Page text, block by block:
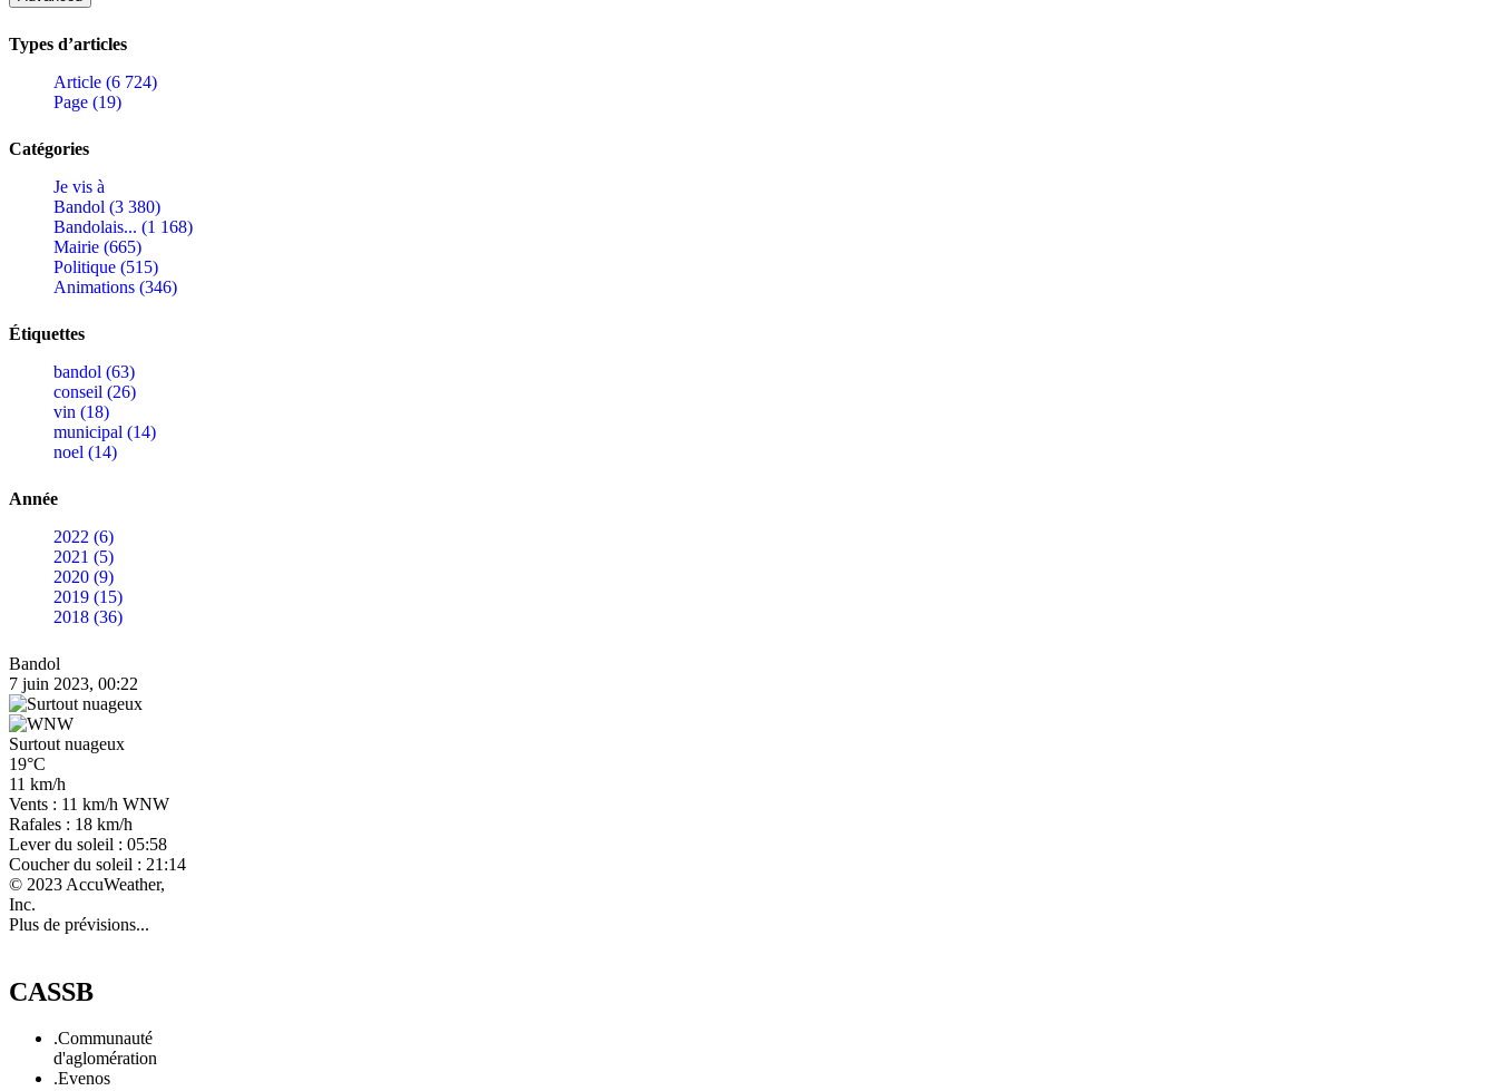
Types d’articles
Article (6 724)
Page (19)
Catégories
Je vis à
Bandol (3 380)
Bandolais... (1 168)
Mairie (665)
Politique (515)
Animations (346)
Étiquettes
bandol (63)
conseil (26)
vin (18)
municipal (14)
noel (14)
Année
2022 (6)
2021 (5)
2020 (9)
2019 (15)
2018 (36)
Bandol
7 juin 2023, 00:22
Surtout nuageux
19°C
11 km/h
Vents : 11 km/h WNW
Rafales : 18 km/h
Lever du soleil : 05:58
Coucher du soleil : 21:14
© 2023 AccuWeather,
Inc.
Plus de prévisions...
CASSB
.Communauté
d'aglomération
.Evenos